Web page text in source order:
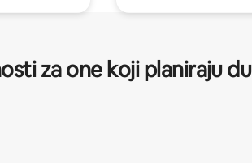
za one koji planiraju